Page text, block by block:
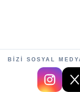
BİZİ SOSYAL